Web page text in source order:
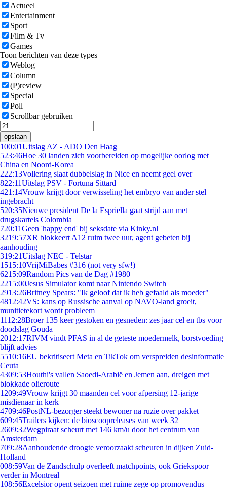
Actueel
Entertainment
Sport
Film & Tv
Games
Toon berichten van deze types
Weblog
Column
(P)review
Special
Poll
Scrollbar gebruiken
opslaan
100:01Uitslag AZ - ADO Den Haag
523:46Hoe 30 landen zich voorbereiden op mogelijke oorlog met
China en Noord-Korea
222:13Vollering slaat dubbelslag in Nice en neemt geel over
822:11Uitslag PSV - Fortuna Sittard
421:14Vrouw krijgt door verwisseling het embryo van ander stel
ingebracht
520:35Nieuwe president De la Espriella gaat strijd aan met
drugskartels Colombia
720:11Geen 'happy end' bij seksdate via Kinky.nl
3219:57XR blokkeert A12 ruim twee uur, agent gebeten bij
aanhouding
319:21Uitslag NEC - Telstar
1515:10VrijMiBabes #316 (not very sfw!)
6215:09Random Pics van de Dag #1980
2215:00Jesus Simulator komt naar Nintendo Switch
2913:26Britney Spears: "Ik geloof dat ik heb gefaald als moeder"
4812:42VS: kans op Russische aanval op NAVO-land groeit,
munitietekort wordt probleem
1112:28Broer 135 keer gestoken en gesneden: zes jaar cel en tbs voor
doodslag Gouda
2012:17RIVM vindt PFAS in al de geteste moedermelk, borstvoeding
blijft advies
5510:16EU bekritiseert Meta en TikTok om verspreiden desinformatie
Ceuta
4309:53Houthi's vallen Saoedi-Arabië en Jemen aan, dreigen met
blokkade olieroute
1209:49Vrouw krijgt 30 maanden cel voor afpersing 12-jarige
misdienaar in kerk
4709:46PostNL-bezorger steekt bewoner na ruzie over pakket
609:45Trailers kijken: de bioscoopreleases van week 32
2609:32Wegpiraat scheurt met 146 km/u door het centrum van
Amsterdam
709:28Aanhoudende droogte veroorzaakt scheuren in dijken Zuid-
Holland
008:59Van de Zandschulp overleeft matchpoints, ook Griekspoor
verder in Montreal
108:56Excelsior opent seizoen met ruime zege op promovendus